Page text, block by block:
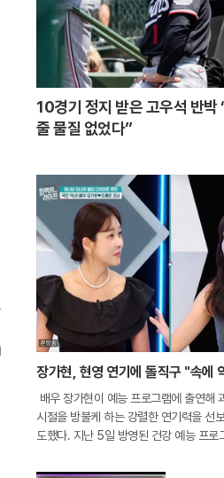
10경기 정지 받은 고우석 반박
줄 물질 없었다”
장가현, 현영 연기에 돌직구 "속에
배우 장가현이 예능 프로그램에 출연해
시절을 방불케 하는 강렬한 연기력을 선
도했다. 지난 5일 방영된 건강 예능 프로
을 과시했다. 이날 방송의 백미는 출연진